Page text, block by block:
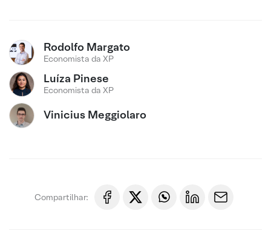
Rodolfo Margato
Economista da XP
Luíza Pinese
Economista da XP
Vinicius Meggiolaro
Compartilhar: